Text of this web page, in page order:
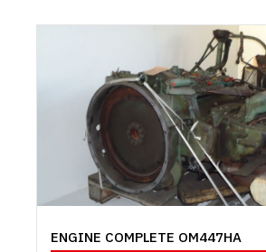
ENGINE COMPLETE OM447HA